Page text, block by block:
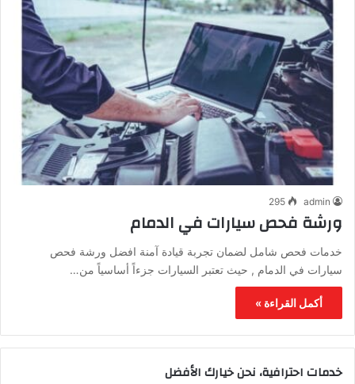
admin
295
ورشة فحص سيارات في الدمام
خدمات فحص شامل لضمان تجربة قيادة آمنة افضل ورشة فحص
سيارات في الدمام , حيث تعتبر السيارات جزءاً أساسياً من…
أكمل القراءة »
خدمات احترافية، نحن خيارك الأفضل